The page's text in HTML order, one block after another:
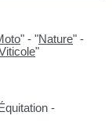
" - "Nature" -
"
-